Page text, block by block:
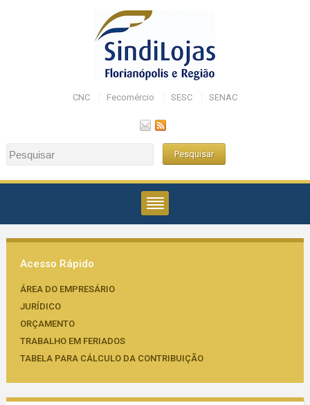
CNC Fecomércio SESC SENAC
Acesso Rápido
ÁREA DO EMPRESÁRIO
JURÍDICO
ORÇAMENTO
TRABALHO EM FERIADOS
TABELA PARA CÁLCULO DA CONTRIBUIÇÃO